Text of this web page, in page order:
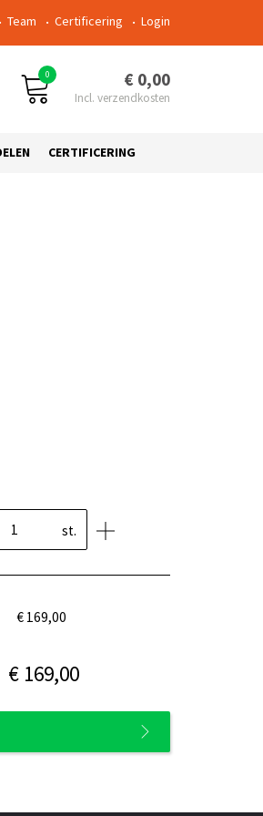
Team Certificering Login
0 € 0,00
CERTIFICERING
st.
€ 169,00
€ 169,00